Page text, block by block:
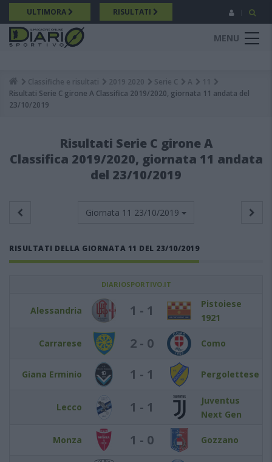
Salta
al
contenuto
principale
ULTIMORA RISULTATI
MENU
Breadcrumb
Classifiche e risultati 2019 2020 Serie C A
11
Risultati Serie C girone A Classifica 2019/2020, giornata 11 andata del
23/10/2019
Risultati Serie C girone A
Classifica 2019/2020, giornata 11 andata
del 23/10/2019
Giornata 11 23/10/2019
RISULTATI DELLA GIORNATA 11 DEL 23/10/2019
DIARIOSPORTIVO.IT
Alessandria 1 - 1
Pistoiese
1921
Carrarese 2 - 0 Como
Giana Erminio 1 - 1 Pergolettese
Lecco 1 - 1
Juventus
Next Gen
Monza 1 - 0 Gozzano